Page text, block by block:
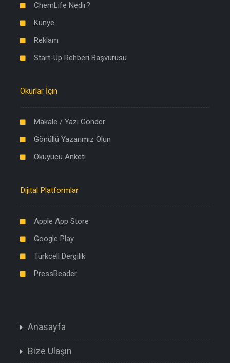
ChemLife Nedir?
Künye
Reklam
Start-Up Rehberi Başvurusu
Okurlar İçin
Makale / Yazı Gönder
Gönüllü Yazarımız Olun
Okuyucu Anketi
Dijital Platformlar
Apple App Store
Google Play
Turkcell Dergilik
PressReader
Anasayfa
Bize Ulaşın